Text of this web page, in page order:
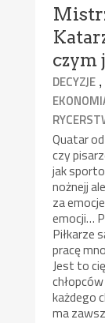
czym
DECYZJE ,
Quatar
czy
jak
nożnejj
za
emocji…
Piłkarze
pracę
Jest to
każdego
ma